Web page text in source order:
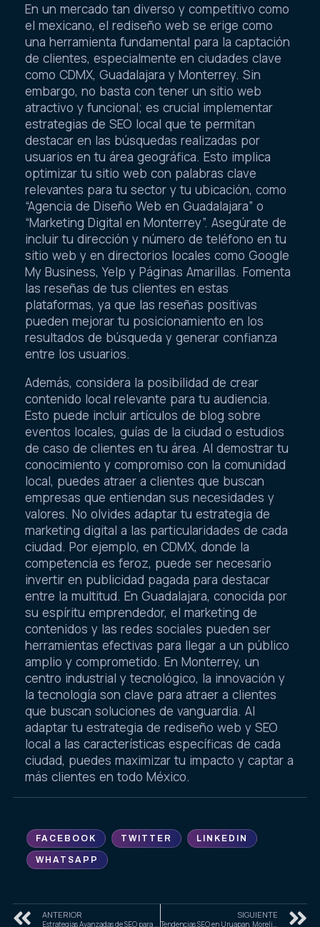
En un mercado tan diverso y competitivo como
el mexicano, el rediseño web se erige como
una herramienta fundamental para la captación
de clientes, especialmente en ciudades clave
como CDMX, Guadalajara y Monterrey. Sin
embargo, no basta con tener un sitio web
atractivo y funcional; es crucial implementar
estrategias de SEO local que te permitan
destacar en las búsquedas realizadas por
usuarios en tu área geográfica. Esto implica
optimizar tu sitio web con palabras clave
relevantes para tu sector y tu ubicación, como
“Agencia de Diseño Web en Guadalajara” o
“Marketing Digital en Monterrey”. Asegúrate de
incluir tu dirección y número de teléfono en tu
sitio web y en directorios locales como Google
My Business, Yelp y Páginas Amarillas. Fomenta
las reseñas de tus clientes en estas
plataformas, ya que las reseñas positivas
pueden mejorar tu posicionamiento en los
resultados de búsqueda y generar confianza
entre los usuarios.
Además, considera la posibilidad de crear
contenido local relevante para tu audiencia.
Esto puede incluir artículos de blog sobre
eventos locales, guías de la ciudad o estudios
de caso de clientes en tu área. Al demostrar tu
conocimiento y compromiso con la comunidad
local, puedes atraer a clientes que buscan
empresas que entiendan sus necesidades y
valores. No olvides adaptar tu estrategia de
marketing digital a las particularidades de cada
ciudad. Por ejemplo, en CDMX, donde la
competencia es feroz, puede ser necesario
invertir en publicidad pagada para destacar
entre la multitud. En Guadalajara, conocida por
su espíritu emprendedor, el marketing de
contenidos y las redes sociales pueden ser
herramientas efectivas para llegar a un público
amplio y comprometido. En Monterrey, un
centro industrial y tecnológico, la innovación y
la tecnología son clave para atraer a clientes
que buscan soluciones de vanguardia. Al
adaptar tu estrategia de rediseño web y SEO
local a las características específicas de cada
ciudad, puedes maximizar tu impacto y captar a
más clientes en todo México.
FACEBOOK TWITTER LINKEDIN
WHATSAPP
ANTERIOR SIGUIENTE